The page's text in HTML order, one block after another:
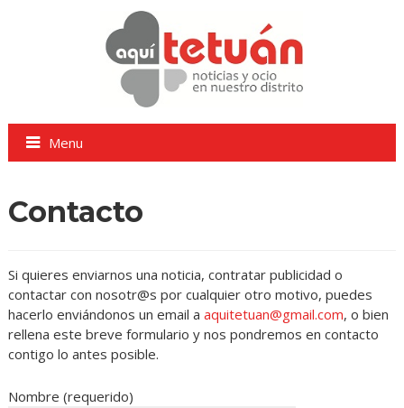
Menu
Contacto
Si quieres enviarnos una noticia, contratar publicidad o
contactar con nosotr@s por cualquier otro motivo, puedes
hacerlo enviándonos un email a aquitetuan@gmail.com, o bien
rellena este breve formulario y nos pondremos en contacto
contigo lo antes posible.
Nombre (requerido)